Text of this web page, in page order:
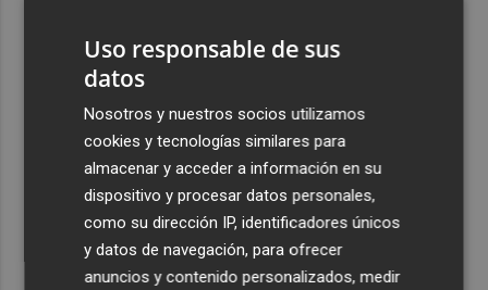
Teulada Moraira cierra temporalmente la playa del
Portet por vertidos fecales
La economía de EEUU destruyó 23.000 empleos en julio
Uso responsable de sus
datos
Nosotros y nuestros socios utilizamos
cookies y tecnologías similares para
almacenar y acceder a información en su
dispositivo y procesar datos personales,
como su dirección IP, identificadores únicos
y datos de navegación, para ofrecer
anuncios y contenido personalizados, medir